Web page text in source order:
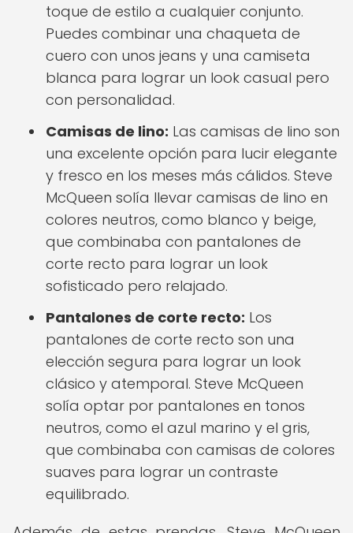
toque de estilo a cualquier conjunto.
Puedes combinar una chaqueta de
cuero con unos jeans y una camiseta
blanca para lograr un look casual pero
con personalidad.
Camisas de lino: Las camisas de lino son
una excelente opción para lucir elegante
y fresco en los meses más cálidos. Steve
McQueen solía llevar camisas de lino en
colores neutros, como blanco y beige,
que combinaba con pantalones de
corte recto para lograr un look
sofisticado pero relajado.
Pantalones de corte recto: Los
pantalones de corte recto son una
elección segura para lograr un look
clásico y atemporal. Steve McQueen
solía optar por pantalones en tonos
neutros, como el azul marino y el gris,
que combinaba con camisas de colores
suaves para lograr un contraste
equilibrado.